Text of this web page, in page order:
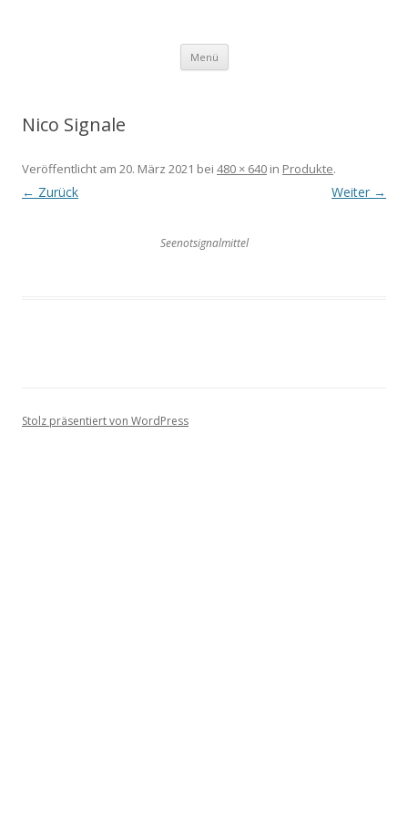
Feuerwerks GmbH
Menü Springe
Inhalt
Nico Signale
Veröffentlicht am 20. März 2021 bei 480 × 640 in Produkte.
← Zurück Weiter →
Seenotsignalmittel
Stolz präsentiert von WordPress